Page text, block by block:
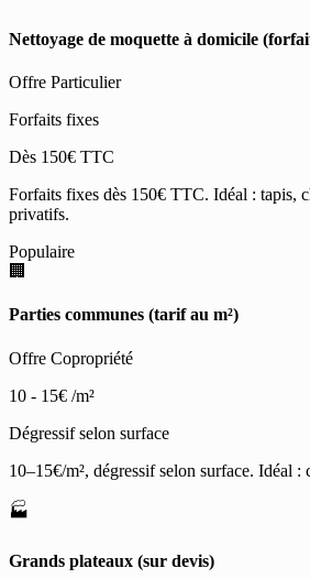
Nettoyage de moquette à domicile
Offre Particulier
Forfaits fixes
Dès 150€ TTC
Forfaits fixes dès 150€ TTC. Idéal : tapis,
privatifs.
Populaire
🏢
Parties communes (tarif au m²)
Offre Copropriété
10 - 15€ /m²
Dégressif selon surface
10–15€/m², dégressif selon surface. Idéal :
🏭
Grands plateaux (sur devis)